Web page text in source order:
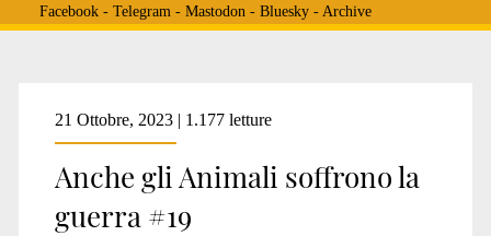
Facebook- Telegram - Mastodon - Bluesky- Archive
Tag:
<span>delfini
21 Ottobre, 2023 | 1.177 letture
Anche gli Animali soffrono la
guerra #19